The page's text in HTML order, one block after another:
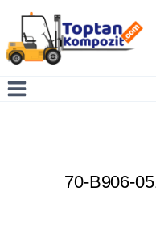
content
70-B906-